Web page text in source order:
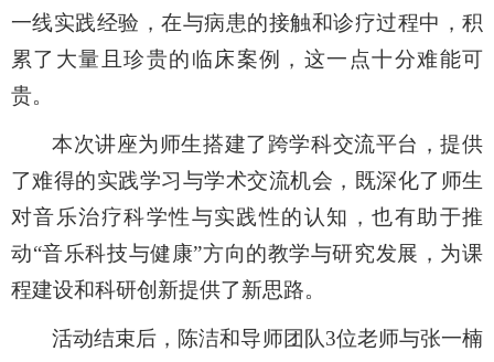
一线实践经验 ，在与病患的接触和诊疗过程中，积
累了 大量且珍贵的临床案例
，这一点十分难能可
贵。
本次讲座为师生搭建了跨学科交流平台 ，提供
了难得的实践学习与学术交流机会 ， 既深化了 师生
对音乐治疗科学性与实践性的认知，也有助于推
动“音乐科技与健康”方向的教学与研究发展 ， 为课
程建设和科研创新提供了新思路。
活动结束后， 陈洁和导师团队3位老师与张一楠